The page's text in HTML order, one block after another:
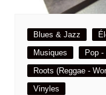
Blues & Jazz
Musiques
Pop -
Roots (Reggae -
Vinyles